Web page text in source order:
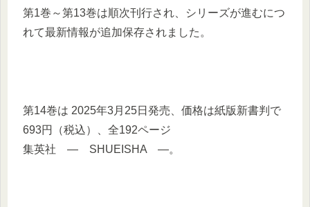
第1巻～第13巻は順次刊行され、シリーズが進むにつ
れて最新情報が追加保存されました。
第14巻は 2025年3月25日発売、価格は紙版新書判で
693円（税込）、全192ページ
集英社 ― SHUEISHA ―。